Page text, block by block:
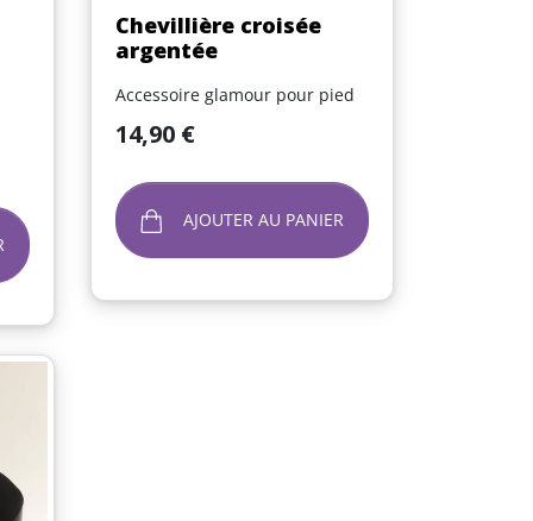
Aperçu rapide
Chevillière croisée
argentée
Accessoire glamour pour pied
Prix
14,90 €
AJOUTER AU PANIER